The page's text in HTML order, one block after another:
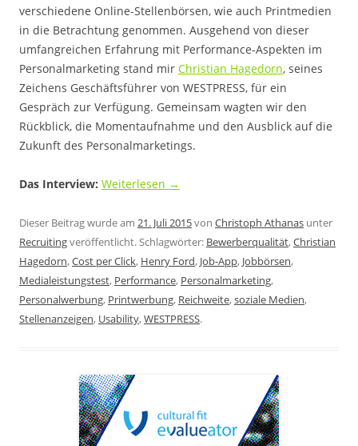
verschiedene Online-Stellenbörsen, wie auch Printmedien
in die Betrachtung genommen. Ausgehend von dieser
umfangreichen Erfahrung mit Performance-Aspekten im
Personalmarketing stand mir Christian Hagedorn, seines
Zeichens Geschäftsführer von WESTPRESS, für ein
Gespräch zur Verfügung. Gemeinsam wagten wir den
Rückblick, die Momentaufnahme und den Ausblick auf die
Zukunft des Personalmarketings.
Das Interview: Weiterlesen →
Dieser Beitrag wurde am 21. Juli 2015von Christoph Athanas unter
Recruitingveröffentlicht. Schlagwörter: Bewerberqualität,Christian
Hagedorn,Cost per Click, Henry Ford, Job-App, Jobbörsen,
Medialeistungstest, Performance, Personalmarketing,
Personalwerbung, Printwerbung, Reichweite,soziale Medien,
Stellenanzeigen, Usability,WESTPRESS.